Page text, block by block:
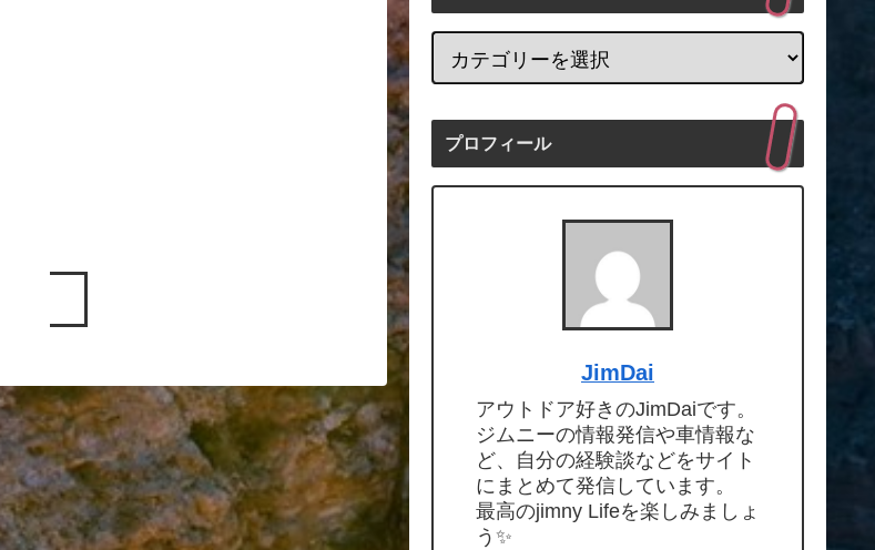
プロフィール
JimDai
アウトドア好きのJimDaiです。
ジムニーの情報発信や車情報な
ど、自分の経験談などをサイト
にまとめて発信しています。
最高のjimny Lifeを楽しみましょ
う✨